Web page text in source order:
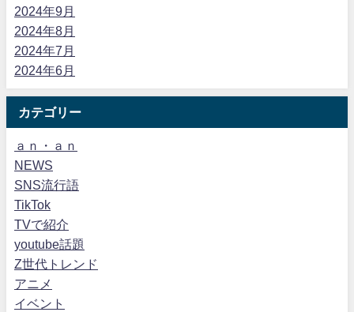
2024年9月
2024年8月
2024年7月
2024年6月
カテゴリー
ａｎ・ａｎ
NEWS
SNS流行語
TikTok
TVで紹介
youtube話題
Z世代トレンド
アニメ
イベント